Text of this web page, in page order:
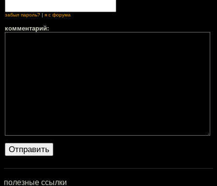
забыл пароль? | я с форума
комментарий:
полезные ссылки